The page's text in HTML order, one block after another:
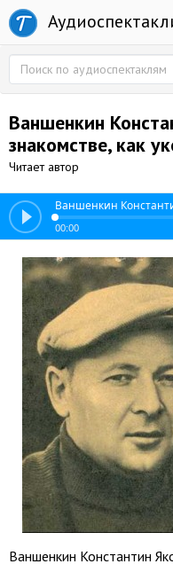
Ваншенкин
знакомстве, как
Читает автор
Ваншенкин
00:00
Ваншенкин Константин